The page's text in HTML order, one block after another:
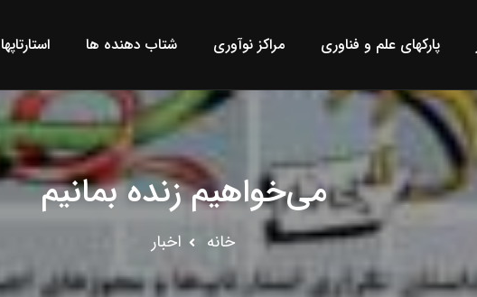
پارکهای علم و فناوری مراکز نوآوری شتاب دهنده ها استارتاپها
می‌خواهیم زنده بمانیم
خانه اخبار